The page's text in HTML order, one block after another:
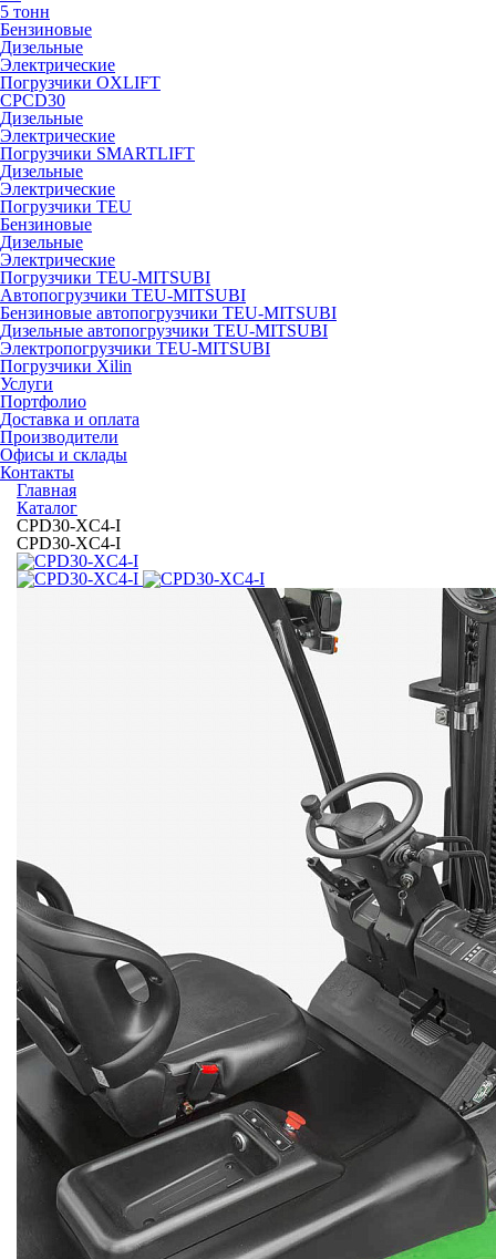
5 тонн
Бензиновые
Дизельные
Электрические
Погрузчики OXLIFT
CPCD30
Дизельные
Электрические
Погрузчики SMARTLIFT
Дизельные
Электрические
Погрузчики TEU
Бензиновые
Дизельные
Электрические
Погрузчики TEU-MITSUBI
Автопогрузчики TEU-MITSUBI
Бензиновые автопогрузчики TEU-MITSUBI
Дизельные автопогрузчики TEU-MITSUBI
Электропогрузчики TEU-MITSUBI
Погрузчики Xilin
Услуги
Портфолио
Доставка и оплата
Производители
Офисы и склады
Контакты
Главная
Каталог
CPD30-XC4-I
CPD30-XC4-I